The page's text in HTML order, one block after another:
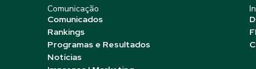
Comunicação
Comunicados
Rankings
Programas e Resultados
Notícias